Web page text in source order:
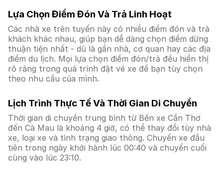
Lựa Chọn Điểm Đón Và Trả Linh Hoạt
Các nhà xe trên tuyến này có nhiều điểm đón và trả
khách khác nhau, giúp bạn dễ dàng chọn điểm dừng
thuận tiện nhất - dù là gần nhà, cơ quan hay các địa
điểm du lịch. Mọi lựa chọn điểm đón/trả đều hiển thị
rõ ràng trong quá trình đặt vé xe để bạn tùy chọn
theo nhu cầu của mình.
Lịch Trình Thực Tế Và Thời Gian Di Chuyển
Thời gian di chuyển trung bình từ Bến xe Cần Thơ
đến Cà Mau là khoảng 4 giờ, có thể thay đổi tùy nhà
xe, loại xe và tình trạng giao thông. Chuyến xe đầu
tiên trong ngày khởi hành lúc 00:40 và chuyến cuối
cùng vào lúc 23:10.